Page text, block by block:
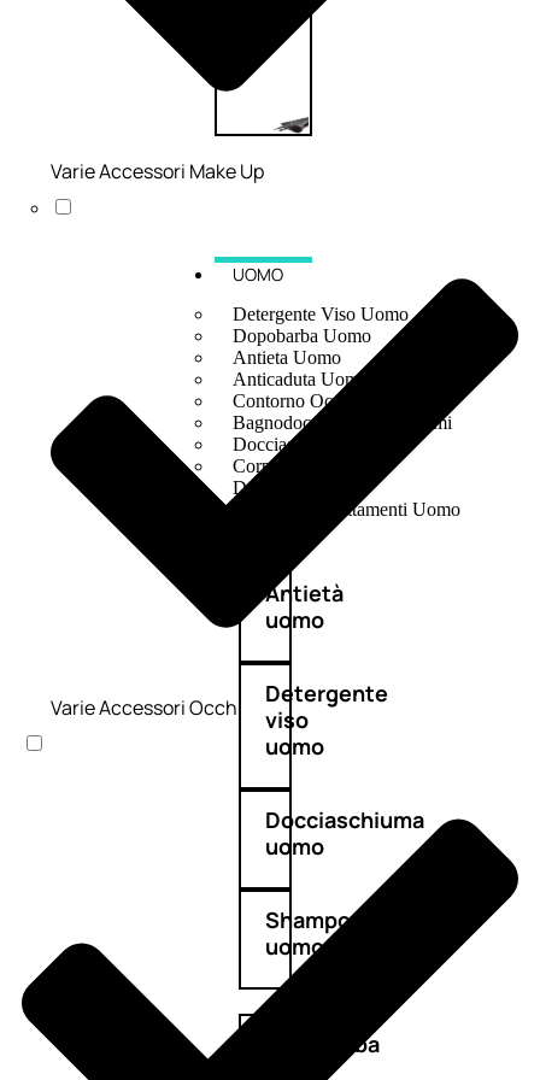
UOMO
Detergente Viso Uomo
Dopobarba Uomo
Antieta Uomo
Anticaduta Uomo
Contorno Occhi Uomo
Bagnodoccia Uomo Profumi
Docciaschiuma Uomo
Corpo Uomo
Deodoranti Uomo
Confezioni Trattamenti Uomo
Antietà
uomo
Detergente
viso
uomo
Docciaschiuma
uomo
Shampoo
uomo
Dopobarba
Varie Accessori Make Up
Varie Accessori Occhi